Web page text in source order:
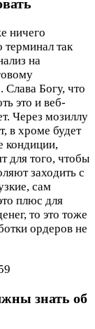
ничего
терминал так
на
Богу, что
это и веб-
Через мозиллу
в хроме будет
кондиции,
для того, чтобы
заходить с
сам
плюс для
то это тоже
ордеров не
знать об